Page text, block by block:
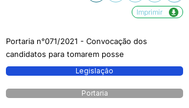
Imprimir
Portaria n°071/2021 - Convocação dos
candidatos para tomarem posse
Legislação
Portaria